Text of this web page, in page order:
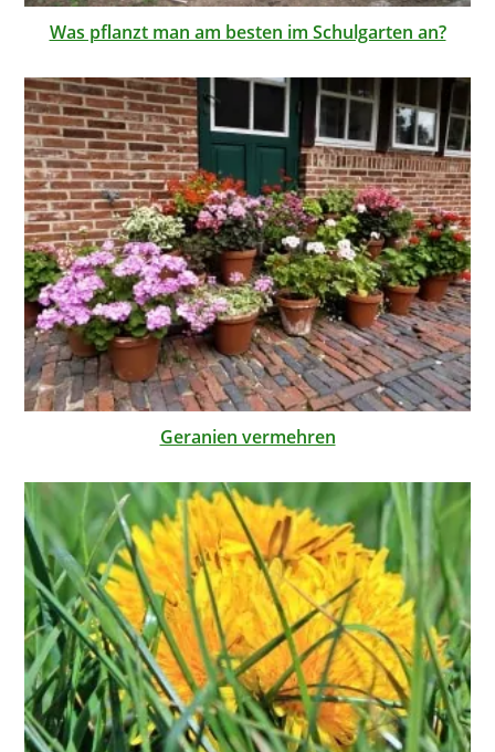
Was pflanzt man am besten im Schulgarten an?
Geranien vermehren